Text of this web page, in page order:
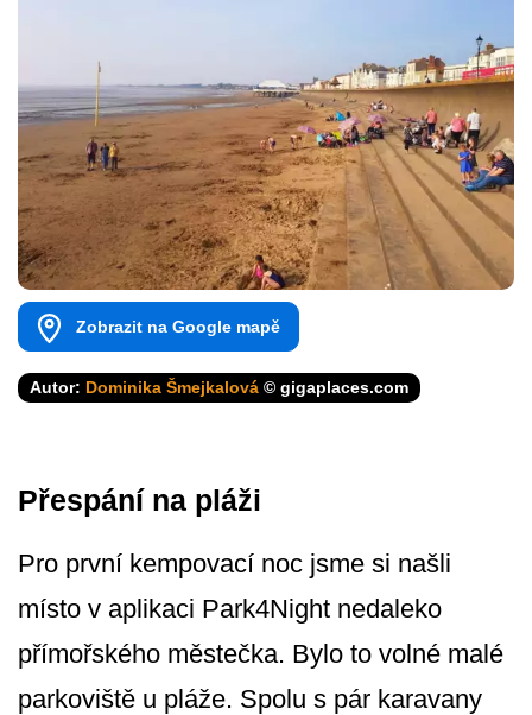
Zobrazit na Google mapě
Autor: Dominika Šmejkalová © gigaplaces.com
Přespání na pláži
Pro první kempovací noc jsme si našli
místo v aplikaci Park4Night nedaleko
přímořského městečka. Bylo to volné malé
parkoviště u pláže. Spolu s pár karavany